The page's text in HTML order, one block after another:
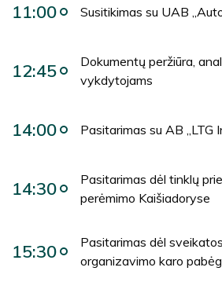
11:00 Susitikimas su UAB
12:45
Dokumentų peržiūra,
vykdytojams
14:00 Pasitarimas su AB „LTG
14:30
Pasitarimas dėl tinklų
perėmimo Kaišiadoryse
15:30
Pasitarimas dėl
organizavimo karo